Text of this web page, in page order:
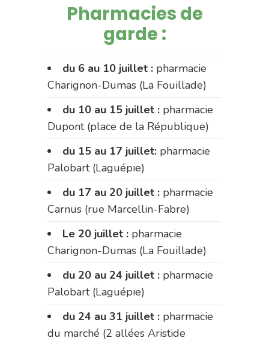
Pharmacies de
garde :
du 6 au 10 juillet : pharmacie
Charignon-Dumas (La Fouillade)
du 10 au 15 juillet : pharmacie
Dupont (place de la République)
du 15 au 17 juillet: pharmacie
Palobart (Laguépie)
du 17 au 20 juillet : pharmacie
Carnus (rue Marcellin-Fabre)
Le 20 juillet : pharmacie
Charignon-Dumas (La Fouillade)
du 20 au 24 juillet : pharmacie
Palobart (Laguépie)
du 24 au 31 juillet : pharmacie
du marché (2 allées Aristide